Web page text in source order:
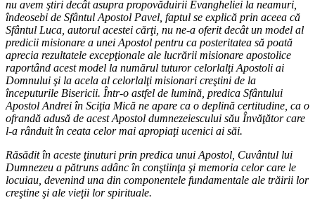
nu avem ştiri decât asupra propovăduirii Evangheliei la neamuri,
îndeosebi de Sfântul Apostol Pavel, faptul se explică prin aceea că
Sfântul Luca, autorul acestei cărţi, nu ne-a oferit decât un model al
predicii misionare a unei Apostol pentru ca posteritatea să poată
aprecia rezultatele excepţionale ale lucrării misionare apostolice
raportând acest model la numărul tuturor celorlalţi Apostoli ai
Domnului şi la acela al celorlalţi misionari creştini de la
începuturile Bisericii. Într-o astfel de lumină, predica Sfântului
Apostol Andrei în Sciţia Mică ne apare ca o deplină certitudine, ca o
ofrandă adusă de acest Apostol dumnezeiescului său Învăţător care
l-a rânduit în ceata celor mai apropiaţi ucenici ai săi.
Răsădit în aceste ţinuturi prin predica unui Apostol, Cuvântul lui
Dumnezeu a pătruns adânc în conştiinţa şi memoria celor care le
locuiau, devenind una din componentele fundamentale ale trăirii lor
creştine şi ale vieţii lor spirituale.